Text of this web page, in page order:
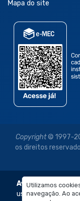
Utilizamos
navegação. Ao
Mapa do site
Copyright© 1997-
os direitos
Aviso Legal: As
uso exclusivo